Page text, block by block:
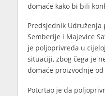
domaće kako bi bili
Predsjednik
Semberije i Majevice
je poljoprivreda u
situaciji, zbog čega je
domaće proizvodnje od
Potcrtao je da